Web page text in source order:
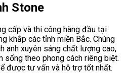
Stone
cấp và thi công hàng đầu tại
khắp các tỉnh miền Bắc. Chúng
anh xuyên sáng chất lượng cao,
sống theo phong cách riêng biệt.
được tư vấn và hỗ trợ tốt nhất.